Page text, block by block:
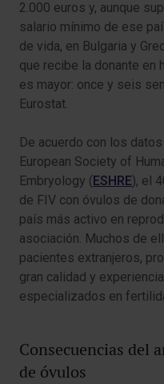
2.000 euros y, aunque
salario mínimo de ese
de vida, en Bulgaria y
que recibe la donante en
es mayor: once y seis
Eurostat.
De acuerdo con los
European Society of
Embryology ( ESHRE), el
de FIV con óvulos de
país más activo en
asociación. Muchos de
pacientes extranjeros,
gran calidad y
especializados en
Consecuencias del
de óvulos